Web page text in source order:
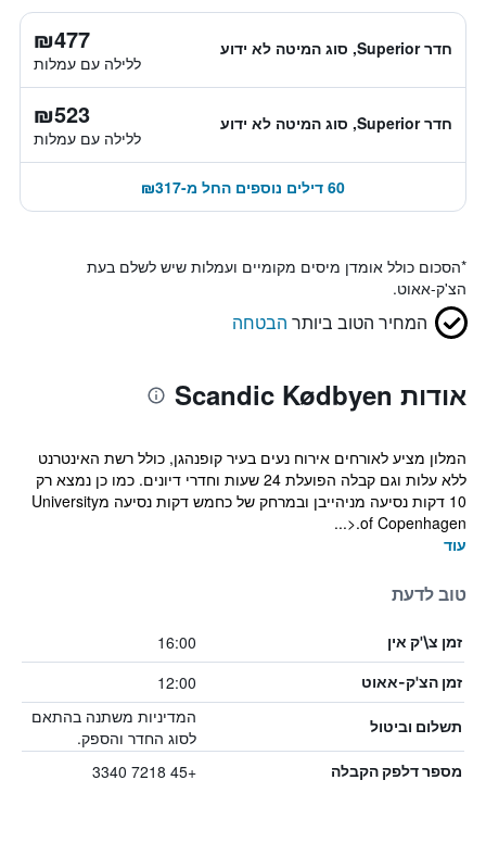
חדר Superior, סוג המיטה לא ידוע ₪477
ללילה עם עמלות
חדר Superior, סוג המיטה לא ידוע ₪523
ללילה עם עמלות
60 דילים נוספים החל מ-₪317
*הסכום כולל אומדן מיסים מקומיים ועמלות שיש לשלם בעת
הצ'ק-אאוט.
המחיר הטוב ביותר הבטחה
אודות Scandic Kødbyen
המלון מציע לאורחים אירוח נעים בעיר קופנהגן, כולל רשת האינטרנט
ללא עלות וגם קבלה הפועלת 24 שעות וחדרי דיונים. כמו כן נמצא רק
10 דקות נסיעה מניהייבן ובמרחק של כחמש דקות נסיעה מUniversity
of Copenhagen.<...
עוד
טוב לדעת
זמן צ\'ק אין 16:00
זמן הצ'ק-אאוט 12:00
תשלום וביטול
המדיניות משתנה בהתאם
לסוג החדר והספק.
מספר דלפק הקבלה +45 7218 3340